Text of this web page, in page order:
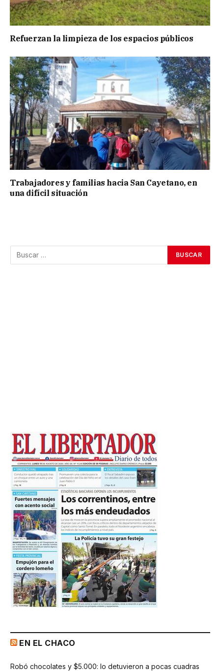
Refuerzan la limpieza de los espacios públicos
Trabajadores y familias hacia San Cayetano, en
una difícil situación
EN EL CHACO
Robó chocolates y $5.000: lo detuvieron a pocas cuadras